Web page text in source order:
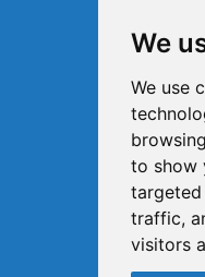
We
We use
to show
traffic,
visitors